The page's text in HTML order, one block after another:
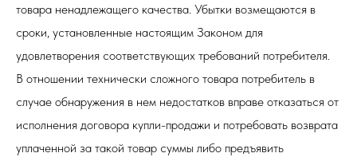
товара ненадлежащего качества. Убытки возмещаются в
сроки, установленные настоящим Законом для
удовлетворения соответствующих требований потребителя.
В отношении технически сложного товара потребитель в
случае обнаружения в нем недостатков вправе отказаться от
исполнения договора купли-продажи и потребовать возврата
уплаченной за такой товар суммы либо предъявить